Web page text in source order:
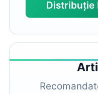
Distribuție